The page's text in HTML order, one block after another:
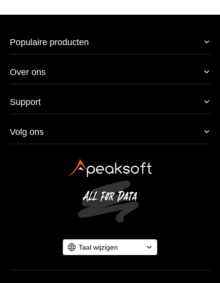
Populaire producten
Over ons
Support
Volg ons
Taal wijzigen